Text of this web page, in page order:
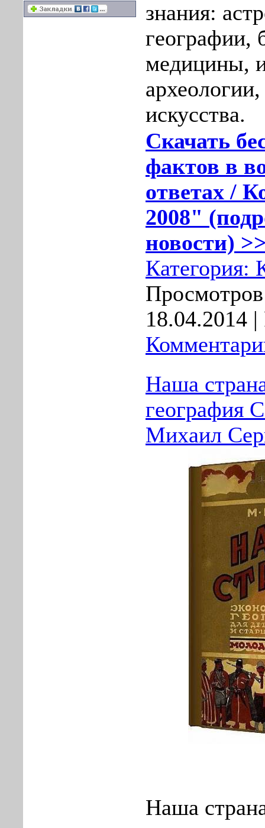
знания:
географии,
медицины,
искусства.
Скачать
фактов в
ответах /
2008"
новости)
Категория:
18.04.2014 |
Наша
география
Михаил
Наша